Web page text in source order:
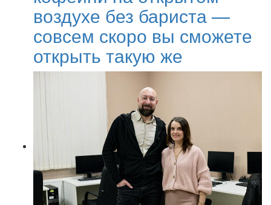
воздухе без бариста —
совсем скоро вы сможете
открыть такую же